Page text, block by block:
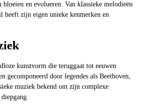
en evolueren. Van klassieke melodieën
heeft zijn eigen unieke kenmerken en
kunstvorm die teruggaat tot eeuwen
gecomponeerd door legendes als Beethoven,
muziek bekend om zijn complexe